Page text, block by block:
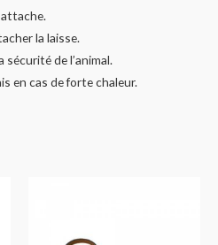
la laisse.
de l’animal.
en cas de forte chaleur.